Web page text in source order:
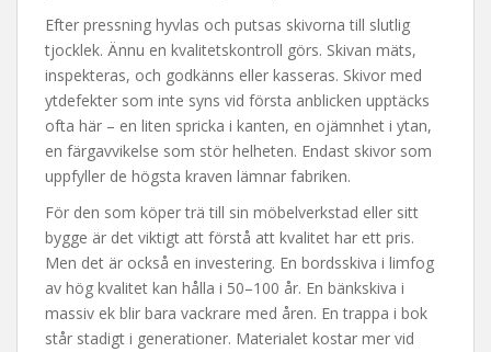
Efter pressning hyvlas och putsas skivorna till slutlig
tjocklek. Ännu en kvalitetskontroll görs. Skivan mäts,
inspekteras, och godkänns eller kasseras. Skivor med
ytdefekter som inte syns vid första anblicken upptäcks
ofta här – en liten spricka i kanten, en ojämnhet i ytan,
en färgavvikelse som stör helheten. Endast skivor som
uppfyller de högsta kraven lämnar fabriken.
För den som köper trä till sin möbelverkstad eller sitt
bygge är det viktigt att förstå att kvalitet har ett pris.
Men det är också en investering. En bordsskiva i limfog
av hög kvalitet kan hålla i 50–100 år. En bänkskiva i
massiv ek blir bara vackrare med åren. En trappa i bok
står stadigt i generationer. Materialet kostar mer vid